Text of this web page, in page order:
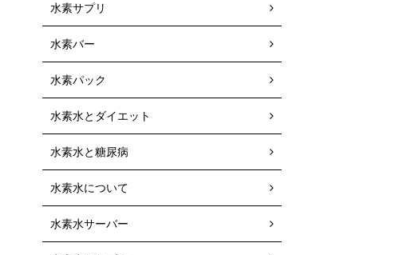
水素サプリ
水素バー
水素パック
水素水とダイエット
水素水と糖尿病
水素水について
水素水サーバー